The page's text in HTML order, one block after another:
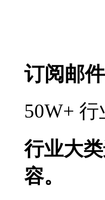
订阅邮件
50W+
行业大
容。